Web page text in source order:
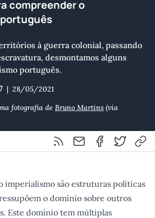
compreender o
à guerra colonial, passando
desmontamos alguns
português.
| 28/05/2021
fotografia de Bruno Martins (via
Feed RSS
Partilhar por email
Partilhar por
Partilhar
imperialismo são estruturas políticas
o domínio sobre outros
Este domínio tem múltiplas